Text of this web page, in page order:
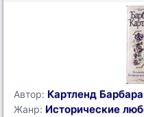
Автор: Картленд Барбара
Жанр: Исторические